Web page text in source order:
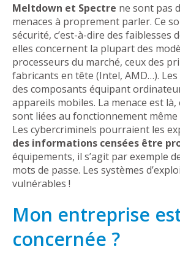
Meltdown et Spectre ne sont pas
menaces à proprement parler. Ce
sécurité, c’est-à-dire des faiblesses
elles concernent la plupart des
processeurs du marché, ceux des
fabricants en tête (Intel, AMD…).
des composants équipant
appareils mobiles. La menace est là,
sont liées au fonctionnement même
Les cybercriminels pourraient les
des informations censées être
équipements, il s’agit par exemple
mots de passe. Les systèmes
vulnérables !
Mon entreprise
concernée ?